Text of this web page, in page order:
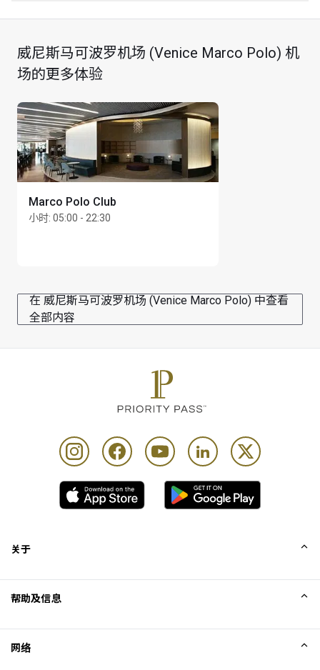
您可于预定航班起飞前 3 小时进入贵宾室
方可进入贵宾室
仅限拨打本地电话
最长逗留时间：3 小时
每位持卡人最多可携同 Unlimited 位同行宾客
威尼斯马可波罗机场 (Venice Marco Polo) 机
场的更多体验
Marco Polo Club
小时: 05:00 - 22:30
在 威尼斯马可波罗机场 (Venice Marco Polo) 中查看
全部内容
关于
帮助及信息
网络